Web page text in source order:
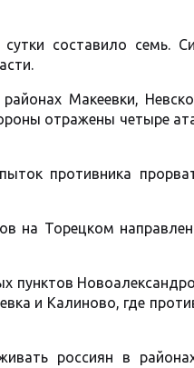
составило семь.
Макеевки,
отражены четыре
противника
на Торецком
пунктов
и Калиново, где
россиян в